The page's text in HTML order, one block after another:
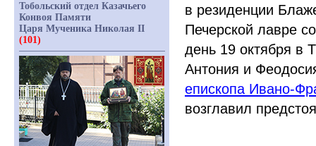
в резиденции
Печерской лавре
день 19 октября в
Антония и
епископа Ивано-
возглавил
Тобольский отдел Казачьего
Конвоя Памяти
Царя Мученика Николая II
(101)